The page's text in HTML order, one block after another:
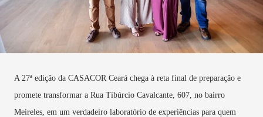
A 27ª edição da CASACOR Ceará chega à reta final de preparação e
promete transformar a Rua Tibúrcio Cavalcante, 607, no bairro
Meireles, em um verdadeiro laboratório de experiências para quem